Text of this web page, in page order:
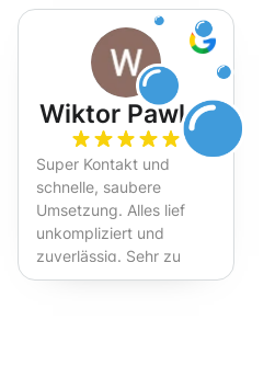
Wiktor Pawlak
Super Kontakt und
schnelle, saubere
Umsetzung. Alles lief
unkompliziert und
zuverlässig. Sehr zu
empfehlen!